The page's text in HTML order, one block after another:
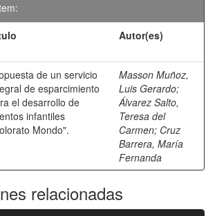
Autor(es)
de un servicio
de esparcimiento
el desarrollo de
infantiles
Mondo".
Masson Muñoz,
Luis Gerardo;
Álvarez Salto,
Teresa del
Carmen; Cruz
Barrera, María
Fernanda
relacionadas